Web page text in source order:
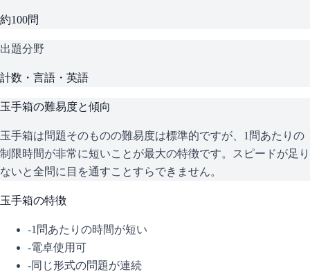
約100問
出題分野
計数・言語・英語
玉手箱の難易度と傾向
玉手箱は問題そのものの難易度は標準的ですが、1問あたりの
制限時間が非常に短いことが最大の特徴です。スピードが足り
ないと全問に目を通すことすらできません。
玉手箱の特徴
-1問あたりの時間が短い
-電卓使用可
-同じ形式の問題が連続